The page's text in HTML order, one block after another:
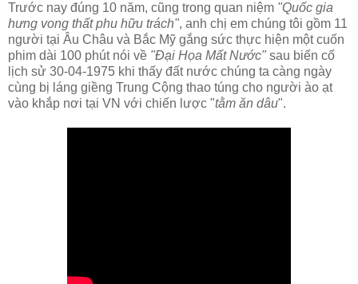
Trước nay đúng 10 năm, cũng trong quan niệm "Quốc gia
hưng vong thất phu hữu trách", anh chị em chúng tôi gồm 11
người tại Âu Châu và Bắc Mỹ gắng sức thực hiện một cuốn
phim dài 100 phút nói về "Đại Họa Mất Nước" sau biến cố
lịch sử 30-04-1975 khi thấy đất nước chúng ta càng ngày
cùng bị láng giềng Trung Cộng thao túng cho người ào ạt
vào khắp nơi tại VN với chiến lược "tằm ăn dâu".